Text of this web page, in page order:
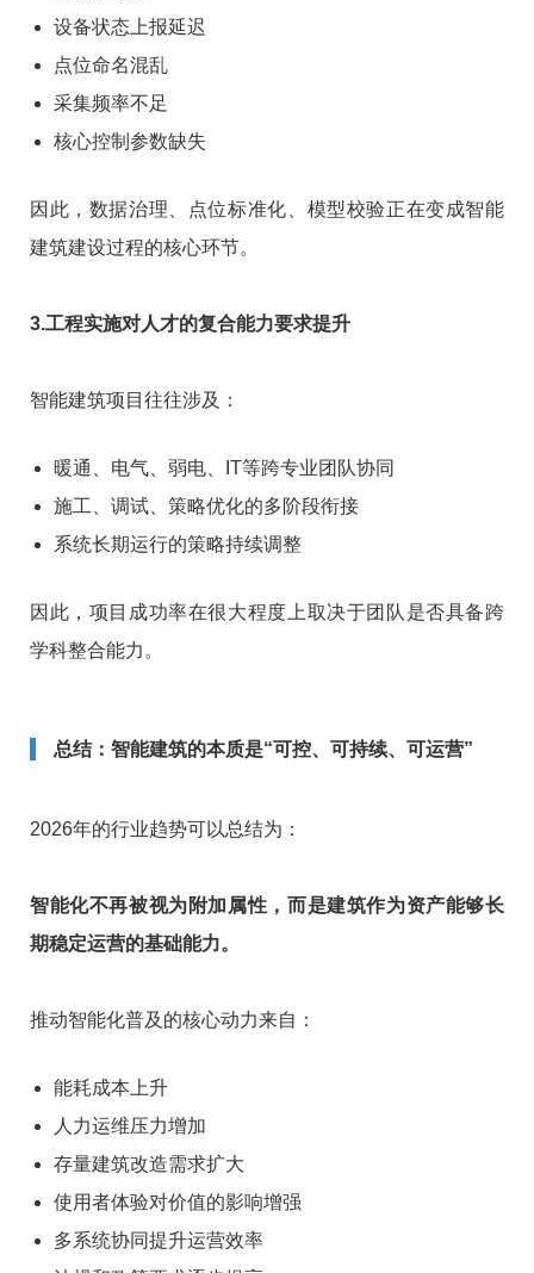
设备状态上报延迟
点位命名混乱
采集频率不足
核心控制参数缺失
因此，数据治理、点位标准化、模型校验正在变成智能
建筑建设过程的核心环节。
3.工程实施对人才的复合能力要求提升
智能建筑项目往往涉及：
暖通、电气、弱电、IT等跨专业团队协同
施工、调试、策略优化的多阶段衔接
系统长期运行的策略持续调整
因此，项目成功率在很大程度上取决于团队是否具备跨
学科整合能力。
总结：智能建筑的本质是“可控、可持续、可运营”
2026年的行业趋势可以总结为：
智能化不再被视为附加属性，而是建筑作为资产能够长
期稳定运营的基础能力。
推动智能化普及的核心动力来自：
能耗成本上升
人力运维压力增加
存量建筑改造需求扩大
使用者体验对价值的影响增强
多系统协同提升运营效率